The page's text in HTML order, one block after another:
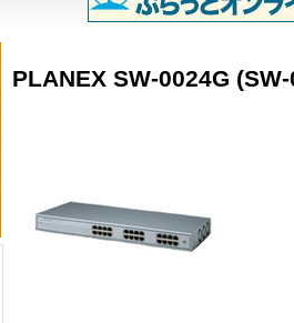
PLANEX SW-0024G